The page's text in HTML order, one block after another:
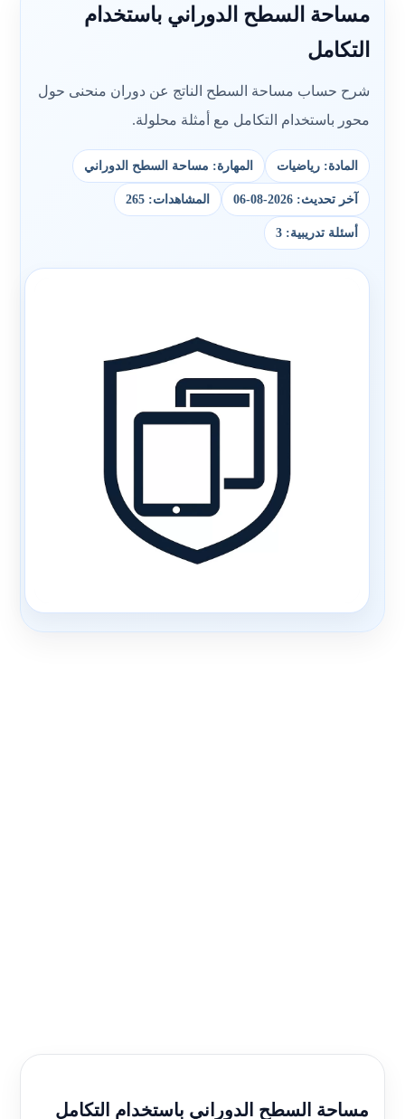
مساحة السطح الدوراني باستخدام
التكامل
شرح حساب مساحة السطح الناتج عن دوران منحنى حول
محور باستخدام التكامل مع أمثلة محلولة.
المادة: رياضيات المهارة: مساحة السطح الدوراني
آخر تحديث: 2026-08-06 المشاهدات: 265
أسئلة تدريبية: 3
مساحة السطح الدوراني باستخدام التكامل